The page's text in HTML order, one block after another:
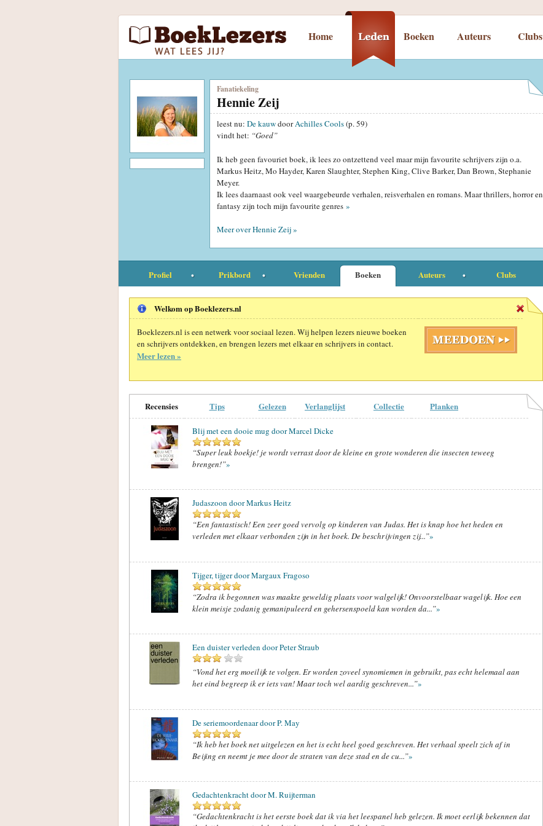
Home Boeken Auteurs Clubs
Fanatiekeling
Hennie Zeij
leest nu: De kauwdoorAchilles Cools(p. 59)
vindt het: “Goed”
Ik heb geen favouriet boek, ik lees zo ontzettend veel maar mijn favourite schrijvers zijn o.a.
Markus Heitz, Mo Hayder, Karen Slaughter, Stephen King, Clive Barker, Dan Brown, Stephanie
Meyer.
Ik lees daarnaast ook veel waargebeurde verhalen, reisverhalen en romans. Maar thrillers, horror en
fantasy zijn toch mijn favourite genres »
Meer over Hennie Zeij »
Profiel Prikbord Vrienden Boeken Auteurs Clubs
Welkom op Boeklezers.nl
Boeklezers.nl is een netwerk voor sociaal lezen. Wij helpen lezers nieuwe boeken
en schrijvers ontdekken, en brengen lezers met elkaar en schrijvers in contact.
Meer lezen »
Recensies Tips Gelezen Verlanglijst Collectie Planken
Blij met een dooie mug door Marcel Dicke
“Super leuk boekje! je wordt verrast door de kleine en grote wonderen die insecten teweeg
brengen!”»
Judaszoon door Markus Heitz
“Een fantastisch! Een zeer goed vervolg op kinderen van Judas. Het is knap hoe het heden en
verleden met elkaar verbonden zijn in het boek. De beschrijvingen zij...”»
Tijger, tijger door Margaux Fragoso
“Zodra ik begonnen was maakte geweldig plaats voor walgelijk! Onvoorstelbaar wagelijk. Hoe een
klein meisje zodanig gemanipuleerd en gehersenspoeld kan worden da...”»
Een duister verleden door Peter Straub
“Vond het erg moeilijk te volgen. Er worden zoveel synomiemen in gebruikt, pas echt helemaal aan
het eind begreep ik er iets van! Maar toch wel aardig geschreven...”»
De seriemoordenaar door P. May
“Ik heb het boek net uitgelezen en het is echt heel goed geschreven. Het verhaal speelt zich af in
Beijing en neemt je mee door de straten van deze stad en de cu...”»
Gedachtenkracht door M. Ruijterman
“Gedachtenkracht is het eerste boek dat ik via het leespanel heb gelezen. Ik moet eerlijk bekennen dat